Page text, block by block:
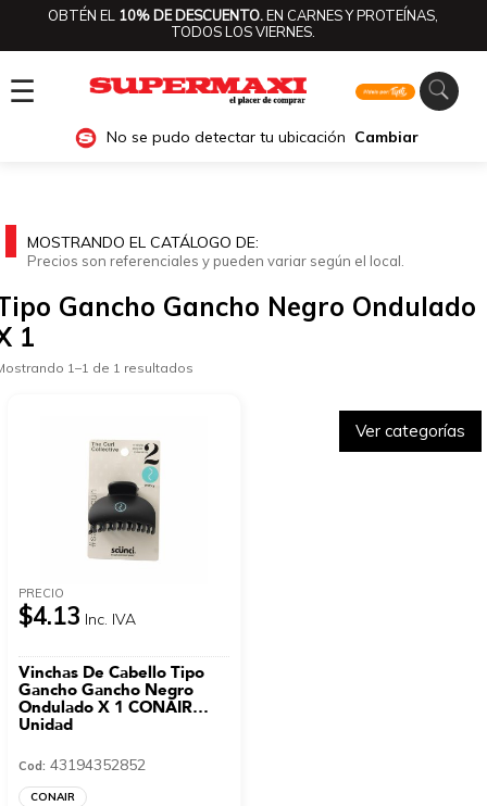
OBTÉN EL 10% DE DESCUENTO.EN CARNES Y PROTEÍNAS,
TODOS LOS VIERNES.
☰
No se pudo detectar tu ubicación Cambiar
Ver categorías
MOSTRANDO EL CATÁLOGO DE:
Precios son referenciales y pueden variar según el local.
Gancho Gancho Negro Ondulado
1
1–1 de 1 resultados
PRECIO
$4.13 Inc. IVA
Vinchas De Cabello Tipo
Gancho Gancho Negro
Ondulado X 1 CONAIR
Unidad
Cod: 43194352852
CONAIR